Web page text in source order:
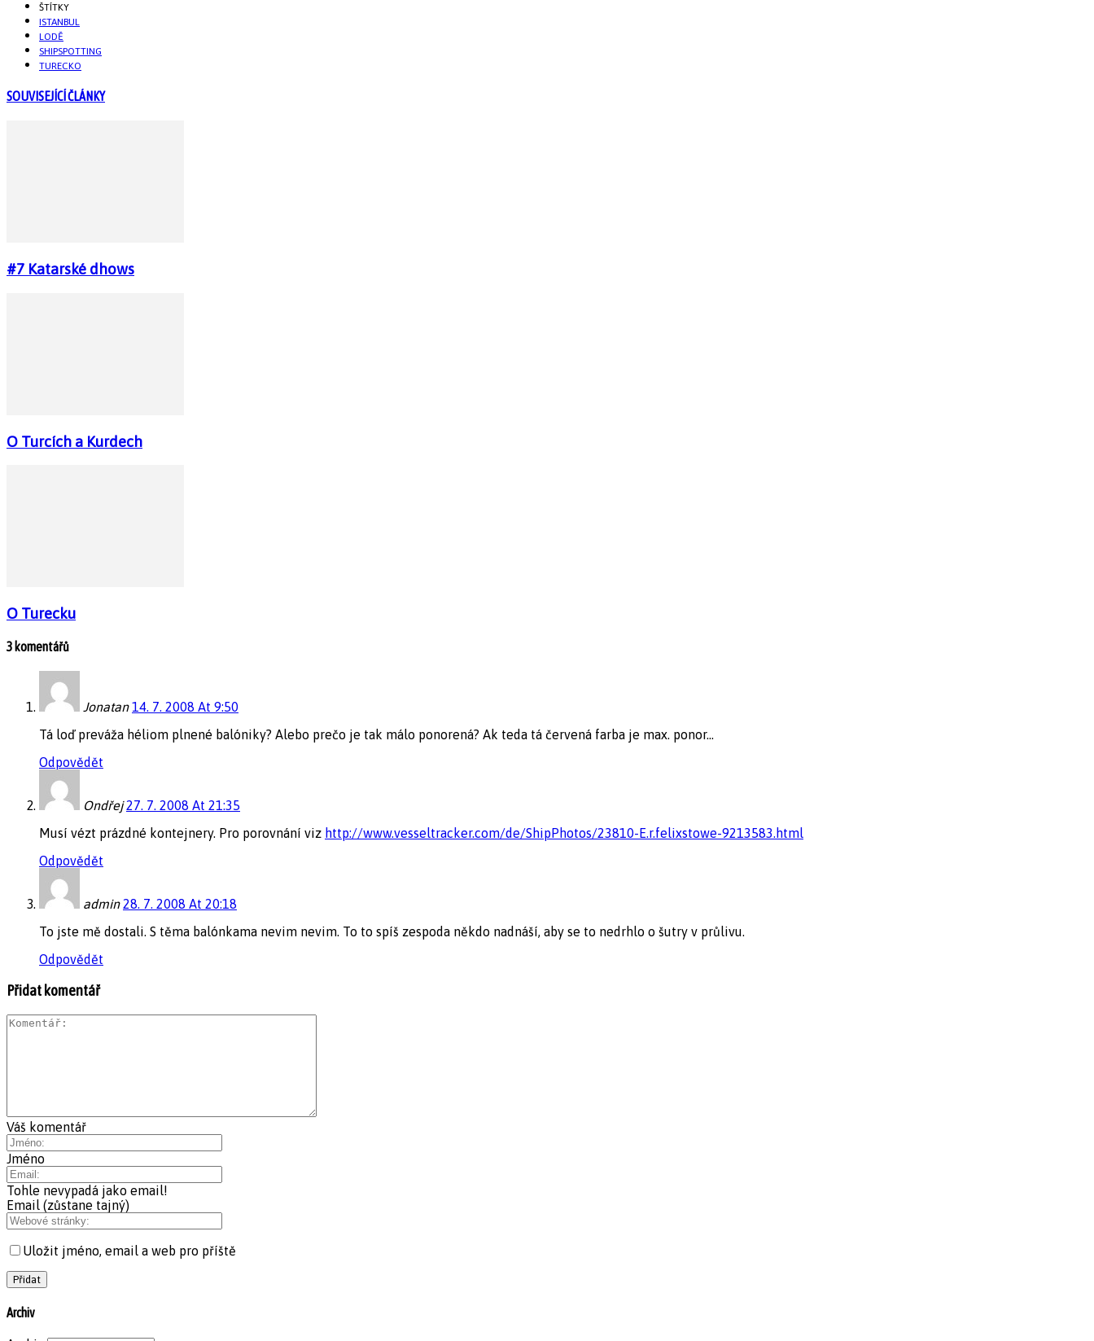
ŠTÍTKY
ISTANBUL
LODĚ
SHIPSPOTTING
TURECKO
SOUVISEJÍCÍ ČLÁNKY
#7 Katarské dhows
O Turcích a Kurdech
O Turecku
3 komentářů
Jonatan 14. 7. 2008 At 9:50
Tá loď preváža héliom plnené balóniky? Alebo prečo je tak málo ponorená? Ak teda tá červená farba je max. ponor…
Odpovědět
Ondřej 27. 7. 2008 At 21:35
Musí vézt prázdné kontejnery. Pro porovnání viz http://www.vesseltracker.com/de/ShipPhotos/23810-E.r.felixstowe-9213583.html
Odpovědět
admin 28. 7. 2008 At 20:18
To jste mě dostali. S těma balónkama nevim nevim. To to spíš zespoda někdo nadnáší, aby se to nedrhlo o šutry v průlivu.
Odpovědět
Přidat komentář
Váš komentář
Jméno
Tohle nevypadá jako email!
Email (zůstane tajný)
Uložit jméno, email a web pro příště
Archiv